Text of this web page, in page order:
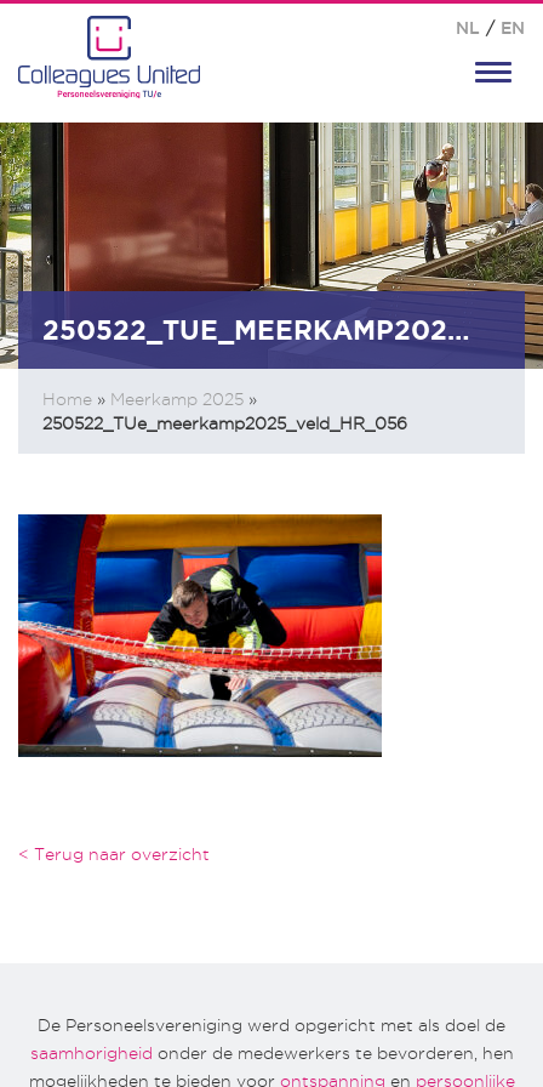
NL / EN
250522_TUE_MEERKAMP2025_VELD_HR_056
Home » Meerkamp 2025 »
250522_TUe_meerkamp2025_veld_HR_056
< Terug naar overzicht
De Personeelsvereniging werd opgericht met als doel de
saamhorigheid onder de medewerkers te bevorderen, hen
mogelijkheden te bieden voor ontspanning en persoonlijke